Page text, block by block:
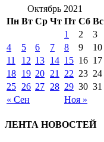
Октябрь 2021
Пн Вт Ср Чт Пт Сб Вс
« Сен Ноя »
1 2
3
4
5 6 7 8 9
10
11
12 13 14 15 16 17
18 19 20 21 22 23 24
25 26 27 28 29 30 31
ЛЕНТА НОВОСТЕЙ